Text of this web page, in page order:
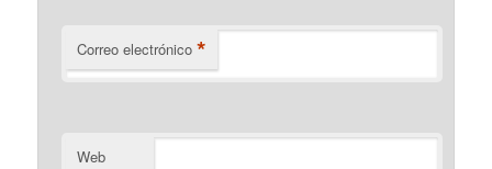
Correo electrónico *
Web